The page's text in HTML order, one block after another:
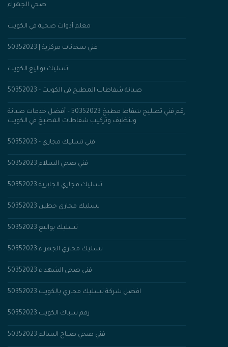
صحي الجهراء
معلم أدوات صحية في الكويت
فني سخانات مركزية | 50352023
تسليك بواليع الكويت
صيانة شفاطات المطبخ في الكويت - 50352023
رقم فني تصليح شفاط مطبخ 50352023 – أفضل خدمات صيانة
وتنظيف وتركيب شفاطات المطبخ في الكويت
فني تسليك مجاري - 50352023
فني صحي السلام 50352023
50352023 تسليك مجاري الجابرية
تسليك مجاري حطين 50352023
تسليك بواليع 50352023
تسليك مجاري الجهراء 50352023
فني صحي الشهداء 50352023
افضل شركة تسليك مجاري بالكويت 50352023
رقم سباك الكويت 50352023
فني صحي صباح السالم 50352023